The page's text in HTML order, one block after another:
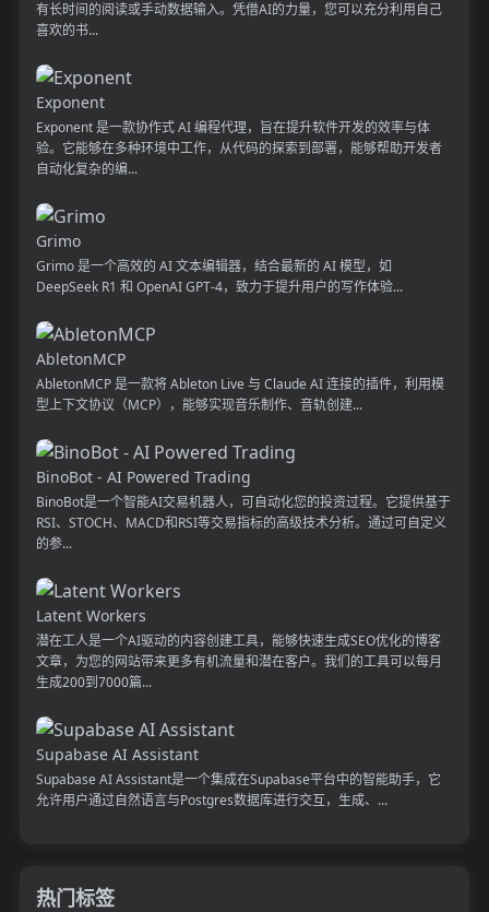
有长时间的阅读或手动数据输入。凭借AI的力量，您可以充分利用自己
喜欢的书...
Exponent
Exponent 是一款协作式 AI 编程代理，旨在提升软件开发的效率与体
验。它能够在多种环境中工作，从代码的探索到部署，能够帮助开发者
自动化复杂的编...
Grimo
Grimo 是一个高效的 AI 文本编辑器，结合最新的 AI 模型，如
DeepSeek R1 和 OpenAI GPT-4，致力于提升用户的写作体验...
AbletonMCP
AbletonMCP 是一款将 Ableton Live 与 Claude AI 连接的插件，利用模
型上下文协议（MCP），能够实现音乐制作、音轨创建...
BinoBot - AI Powered Trading
BinoBot是一个智能AI交易机器人，可自动化您的投资过程。它提供基于
RSI、STOCH、MACD和RSI等交易指标的高级技术分析。通过可自定义
的参...
Latent Workers
潜在工人是一个AI驱动的内容创建工具，能够快速生成SEO优化的博客
文章，为您的网站带来更多有机流量和潜在客户。我们的工具可以每月
生成200到7000篇...
Supabase AI Assistant
Supabase AI Assistant是一个集成在Supabase平台中的智能助手，它
允许用户通过自然语言与Postgres数据库进行交互，生成、...
热门标签